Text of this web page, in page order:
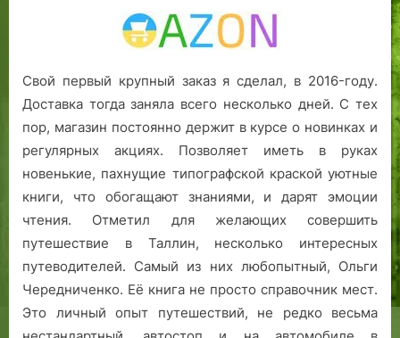
Свой первый крупный заказ я сделал, в 2016-году.
Доставка тогда заняла всего несколько дней. С тех
пор, магазин постоянно держит в курсе о новинках и
регулярных акциях. Позволяет иметь в руках
новенькие, пахнущие типографской краской уютные
книги, что обогащают знаниями, и дарят эмоции
чтения. Отметил для желающих совершить
путешествие в Таллин, несколько интересных
путеводителей. Самый из них любопытный, Ольги
Чередниченко. Её книга не просто справочник мест.
Это личный опыт путешествий, не редко весьма